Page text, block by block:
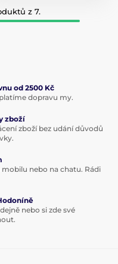
z 7.
od 2500 Kč
dopravu my.
zboží
zboží bez udání důvodů
nebo na chatu. Rádi
nebo si zde své